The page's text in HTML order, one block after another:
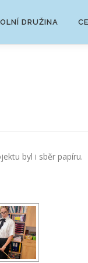
DRUŽINA
byl i sběr papíru.